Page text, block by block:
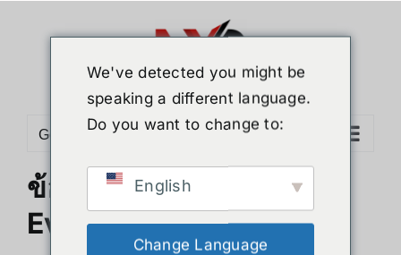
Go to...
ข้อดีและข้อเสียของ Autel
Evo Max 4T
We've detected you might be
speaking a different language.
Do you want to change to:
English
Change Language